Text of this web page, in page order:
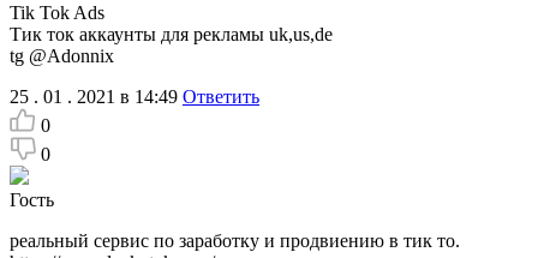
Tik Tok Ads
Тик ток аккаунты для рекламы uk,us,de
tg @Adonnix
25 . 01 . 2021 в 14:49 Ответить
0
0
Гость
реальный сервис по заработку и продвиению в тик то.